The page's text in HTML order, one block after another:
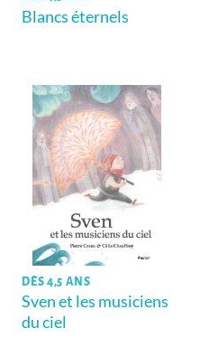
Blancs éternels
DÈS 4,5 ANS
Sven et les musiciens
du ciel